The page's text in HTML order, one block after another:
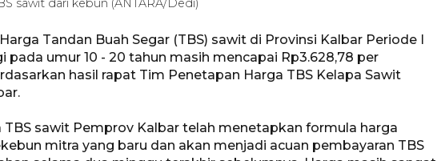
sawit dari kebun (ANTARA/Dedi)
Tandan Buah Segar (TBS) sawit di Provinsi Kalbar Periode I
pada umur 10 - 20 tahun masih mencapai Rp3.628,78 per
hasil rapat Tim Penetapan Harga TBS Kelapa Sawit
sawit Pemprov Kalbar telah menetapkan formula harga
mitra yang baru dan akan menjadi acuan pembayaran TBS